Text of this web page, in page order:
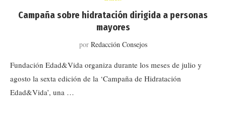
Campaña sobre hidratación dirigida a personas
mayores
por Redacción Consejos
Fundación Edad&Vida organiza durante los meses de julio y
agosto la sexta edición de la ‘Campaña de Hidratación
Edad&Vida’, una …